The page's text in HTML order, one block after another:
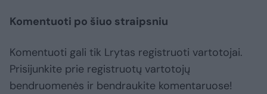
Komentuoti po šiuo straipsniu
Komentuoti gali tik Lrytas registruoti vartotojai.
Prisijunkite prie registruotų vartotojų
bendruomenės ir bendraukite komentaruose!